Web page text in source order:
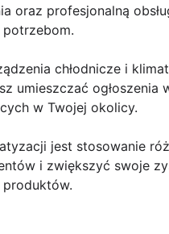
oraz profesjonalną
chłodnicze i
umieszczać ogłoszenia
w Twojej okolicy.
jest stosowanie
i zwiększyć swoje